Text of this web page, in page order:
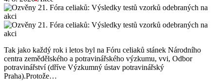
Tak jako každý rok i letos byl na Fóru celiaků stánek Národního
centra zemědělského a potravinářského výzkumu, vvi, Odbor
potravinářství (dříve Výzkumný ústav potravinářský
Praha).Protože…